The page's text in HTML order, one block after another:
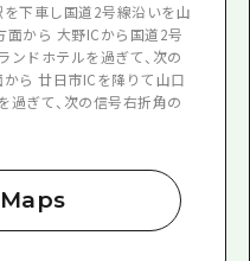
を下車し国道2号線沿いを山
面から 大野ICから国道2号
ンドホテルを過ぎて、次の
から 廿日市ICを降りて山口
過ぎて、次の信号右折角の